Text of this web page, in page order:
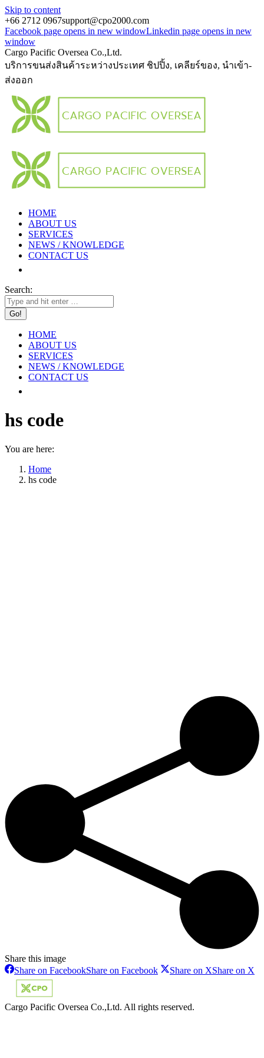
Skip to content
+66 2712 0967support@cpo2000.com
Facebook page opens in new windowLinkedin page opens in new
window
Cargo Pacific Oversea Co.,Ltd.
บริการขนส่งสินค้าระหว่างประเทศ ชิปปิ้ง, เคลียร์ของ, นำเข้า-
ส่งออก
HOME
ABOUT US
SERVICES
NEWS / KNOWLEDGE
CONTACT US
Search:
HOME
ABOUT US
SERVICES
NEWS / KNOWLEDGE
CONTACT US
hs code
You are here:
Home
hs code
Share this image
Share on FacebookShare on Facebook Share on XShare on X
Cargo Pacific Oversea Co.,Ltd. All rights reserved.